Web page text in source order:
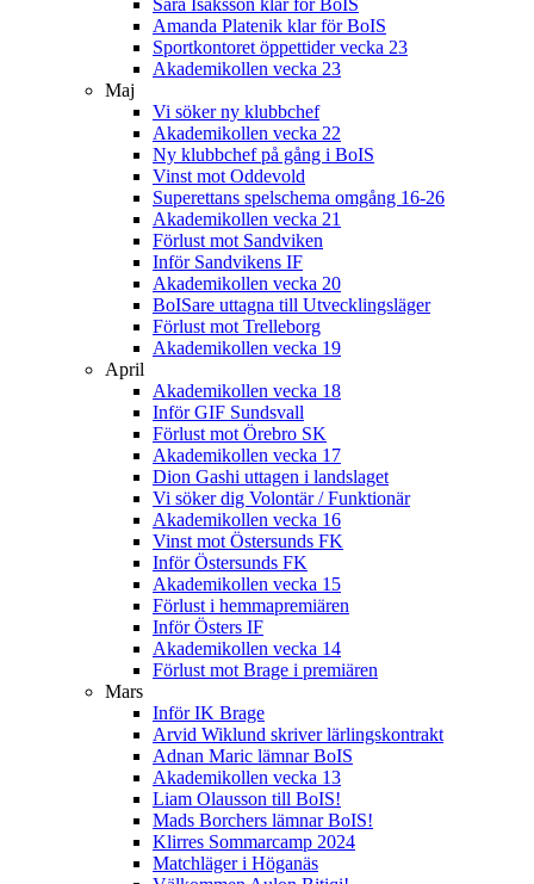
Amanda Platenik klar för BoIS
Sportkontoret öppettider vecka 23
Akademikollen vecka 23
Maj
Vi söker ny klubbchef
Akademikollen vecka 22
Ny klubbchef på gång i BoIS
Vinst mot Oddevold
Superettans spelschema omgång 16-26
Akademikollen vecka 21
Förlust mot Sandviken
Inför Sandvikens IF
Akademikollen vecka 20
BoISare uttagna till Utvecklingsläger
Förlust mot Trelleborg
Akademikollen vecka 19
April
Akademikollen vecka 18
Inför GIF Sundsvall
Förlust mot Örebro SK
Akademikollen vecka 17
Dion Gashi uttagen i landslaget
Vi söker dig Volontär / Funktionär
Akademikollen vecka 16
Vinst mot Östersunds FK
Inför Östersunds FK
Akademikollen vecka 15
Förlust i hemmapremiären
Inför Östers IF
Akademikollen vecka 14
Förlust mot Brage i premiären
Mars
Inför IK Brage
Arvid Wiklund skriver lärlingskontrakt
Adnan Maric lämnar BoIS
Akademikollen vecka 13
Liam Olausson till BoIS!
Mads Borchers lämnar BoIS!
Klirres Sommarcamp 2024
Matchläger i Höganäs